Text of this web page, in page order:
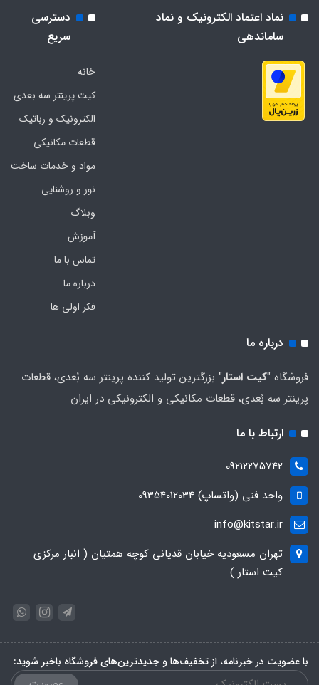
نماد اعتماد الکترونیک و نماد
ساماندهی
دسترسی
سریع
خانه
کیت پرینتر سه بعدی
الکترونیک و رباتیک
قطعات مکانیکی
مواد و خدمات ساخت
نور و روشنایی
وبلاگ
آموزش
تماس با ما
درباره ما
فکر اولی ها
درباره ما
فروشگاه "کیت استار" بزرگترین تولید کننده پرینتر سه بُعدی، قطعات
پرینتر سه بُعدی، قطعات مکانیکی و الکترونیکی در ایران
ارتباط با ما
09212275742
واحد فنی (واتساپ) 09354012034
info@kitstar.ir
تهران مسعودیه خیابان قدیانی کوچه همتیان ( انبار مرکزی
کیت استار )
با عضویت در خبرنامه، از تخفیف‌ها و جدیدترین‌های فروشگاه باخبر شوید: